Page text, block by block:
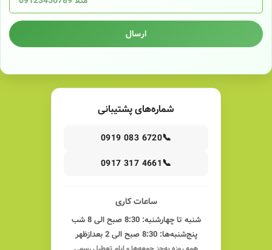
ارسال
شماره‌های پشتیبانی
📞
0919 083 6720
📞
0917 317 4661
ساعات کاری
شنبه تا چهارشنبه: 8:30 صبح الی 8 شب
پنج‌شنبه‌ها: 8:30 صبح الی 2 بعدازظهر